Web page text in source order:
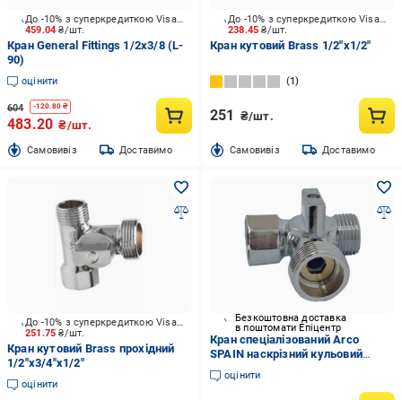
459.04₴/шт.
До -10% з суперкредиткою Visa Вигода
Кран General Fittings 1/2х3/8 (L-
90)
оцінити
604 -120.80 ₴
483.20 ₴/шт.
Cамовивіз Доставимо
238.45₴/шт.
До -10% з суперкредиткою Visa Вигода
Кран кутовий Brass 1/2"x1/2"
1
251 ₴/шт.
Cамовивіз Доставимо
251.75₴/шт.
До -10% з суперкредиткою Visa Вигода
Кран кутовий Brass прохідний
1/2"x3/4"x1/2"
оцінити
Безкоштовна доставка
в поштомати Епіцентр
Кран спеціалізований Arco
SPAIN наскрізний кульовий
1/2"х3/4"х1/2" (72189)
оцінити